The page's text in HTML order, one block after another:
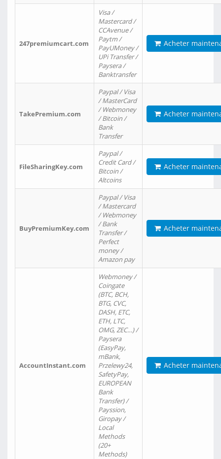
247premiumcart.com
Visa /
Mastercard /
CCAvenue /
Paytm /
PayUMoney /
UPi Transfer /
Paysera /
Banktransfer
Acheter
TakePremium.com
Paypal / Visa
/ MasterCard
/ Webmoney
/ Bitcoin /
Bank
Transfer
Acheter
FileSharingKey.com
Paypal /
Credit Card /
Bitcoin /
Altcoins
Acheter
BuyPremiumKey.com
Paypal / Visa
/ Mastercard
/ Webmoney
/ Bank
Transfer /
Perfect
money /
Amazon pay
Acheter
AccountInstant.com
Webmoney /
Coingate
(BTC, BCH,
BTG, CVC,
DASH, ETC,
ETH, LTC,
OMG, ZEC…) /
Paysera
(EasyPay,
mBank,
Przelewy24,
SafetyPay,
EUROPEAN
Bank
Transfer) /
Payssion,
Giropay /
Local
Methods
(20+
Methods)
Acheter